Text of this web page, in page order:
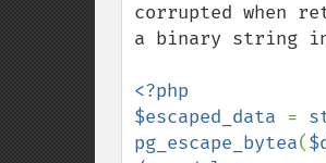
corrupted when
a binary string
<?php
$escaped_data =
pg_escape_bytea(